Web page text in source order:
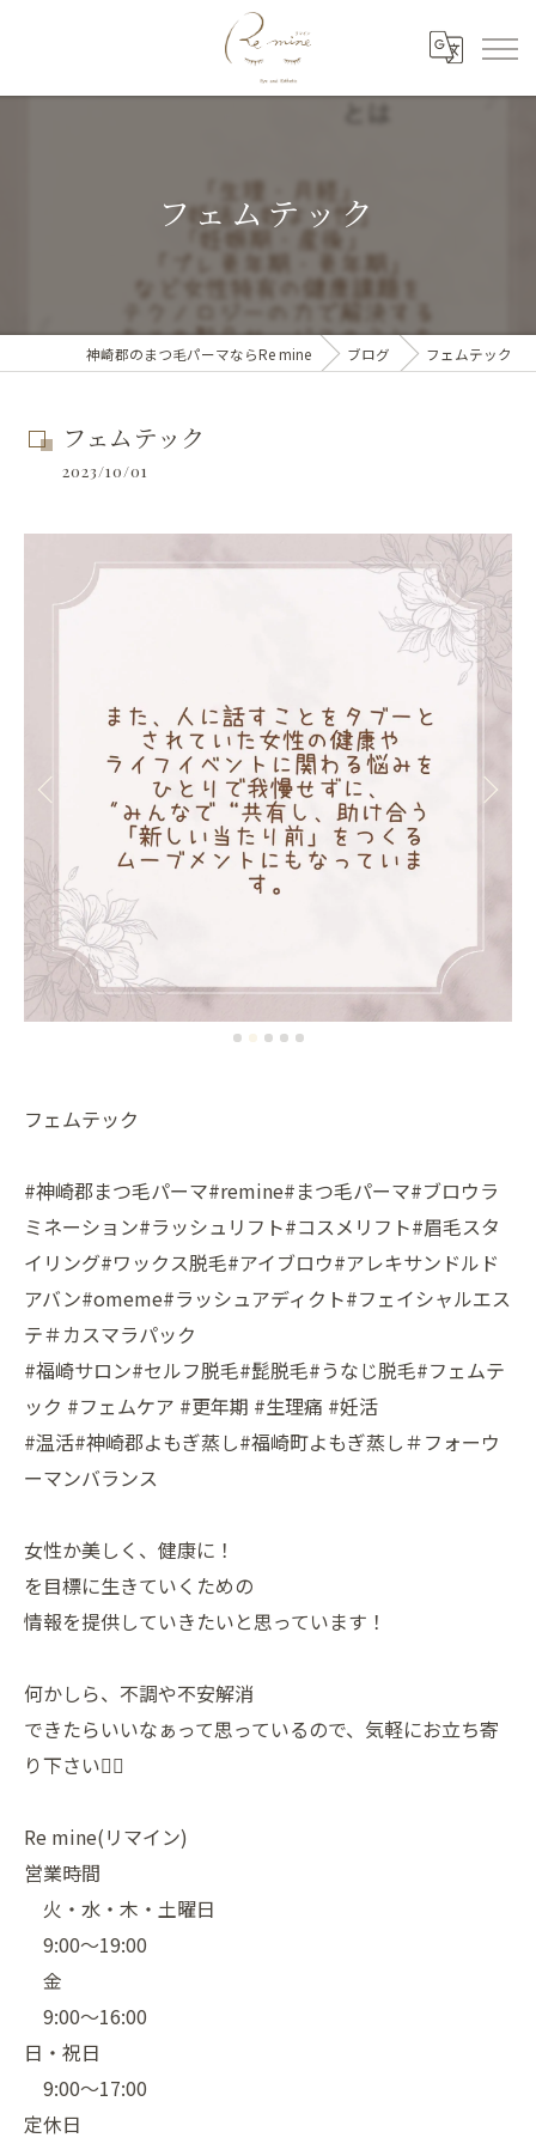
フェムテック
神崎郡のまつ毛パーマならRe mine ブログ フェムテック
フェムテック
2023/10/01
フェムテック
#神崎郡まつ毛パーマ#remine#まつ毛パーマ#ブロウラ
ミネーション#ラッシュリフト#コスメリフト#眉毛スタ
イリング#ワックス脱毛#アイブロウ#アレキサンドルド
アバン#omeme#ラッシュアディクト#フェイシャルエス
テ＃カスマラパック
#福崎サロン#セルフ脱毛#髭脱毛#うなじ脱毛#フェムテ
ック #フェムケア #更年期 #生理痛 #妊活
#温活#神崎郡よもぎ蒸し#福崎町よもぎ蒸し＃フォーウ
ーマンバランス
女性か美しく、健康に！
を目標に生きていくための
情報を提供していきたいと思っています！
何かしら、不調や不安解消
できたらいいなぁって思っているので、気軽にお立ち寄
り下さい🙋‍♀️
Re mine(リマイン)
営業時間
火・水・木・土曜日
9:00〜19:00
金
9:00〜16:00
日・祝日
9:00〜17:00
定休日